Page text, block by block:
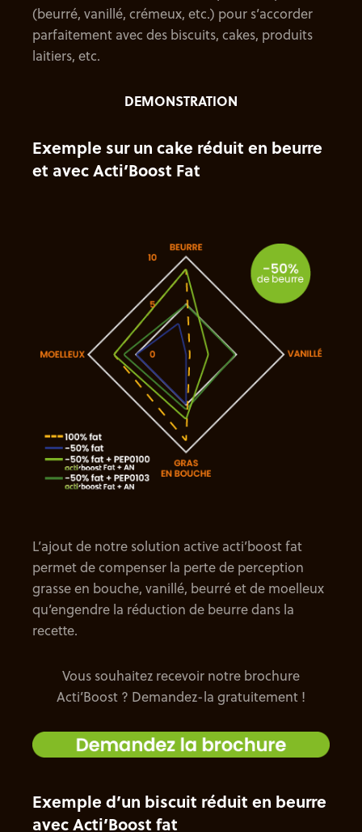
(beurré, vanillé, crémeux, etc.) pour s’accorder
parfaitement avec des biscuits, cakes, produits
laitiers, etc.
DEMONSTRATION
Exemple sur un cake réduit en beurre
et avec Acti’Boost Fat
L’ajout de notre solution active acti’boost fat
permet de compenser la perte de perception
grasse en bouche, vanillé, beurré et de moelleux
qu’engendre la réduction de beurre dans la
recette.
Vous souhaitez recevoir notre brochure
Acti’Boost ? Demandez-la gratuitement !
Exemple d’un biscuit réduit en beurre
avec Acti’Boost fat